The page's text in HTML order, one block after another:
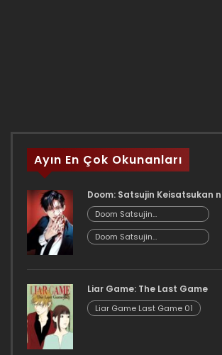
Ayın En Çok Okunanları
Doom: Satsujin Keisatsukan
Doom Satsujin
Keisatsukan no
Danzairoku 06.02
Doom Satsujin
Keisatsukan no
Liar Game: The Last Game
Liar Game Last Game 01